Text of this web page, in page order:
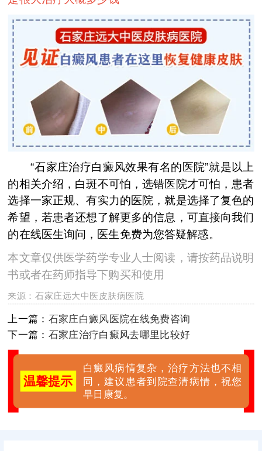
“石家庄治疗白癜风效果有名的医院”就是以上
的相关介绍，白斑不可怕，选错医院才可怕，患者
选择一家正规、有实力的医院，就是选择了复色的
希望，若患者还想了解更多的信息，可直接向我们
的在线医生询问，医生免费为您答疑解惑。
本文章仅供医学药学专业人士阅读，请按药品说明
书或者在药师指导下购买和使用
来源：石家庄远大中医皮肤病医院
上一篇： 石家庄白癜风医院在线免费咨询
下一篇： 石家庄治疗白癜风去哪里比较好
温馨提示
白癜风病情复杂，治疗方法也不相
同，建议患者到院查清病情，祝您
早日康复。